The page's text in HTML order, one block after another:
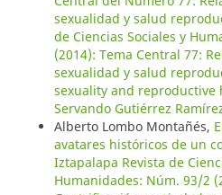
sexualidad y salud
de Ciencias Sociales y
(2014): Tema Central 77:
sexualidad y salud
sexuality and reproductive
Servando Gutiérrez
Alberto Lombo Montañés,
avatares históricos de un
Iztapalapa Revista de
Humanidades: Núm. 93/2